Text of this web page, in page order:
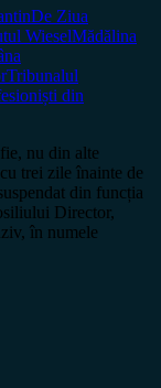
De Ziua
WieselMădălina
Tribunalul
din
nu din alte
trei zile înainte de
din funcția
Director,
în numele